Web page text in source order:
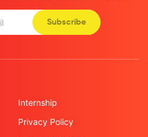
Subscribe
Internship
Privacy Policy